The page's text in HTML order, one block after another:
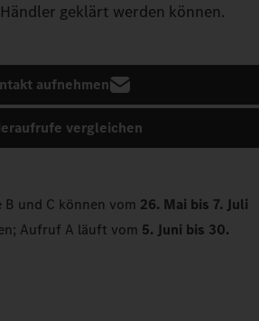
geklärt werden können.
aufnehmen
vergleichen
und C können vom 26. Mai bis 7. Juli
Aufruf A läuft vom 5. Juni bis 30.